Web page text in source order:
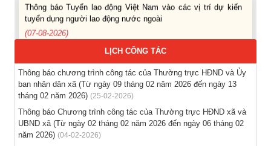
tuyển dụng người lao động nước ngoài
(07-08-2026)
Thông báo các khóa đào tạo năm học 2026-2027
(04-08-2026)
Thông báo hỗ trợ tư vấn, tuyển dụng lao động đi làm việc
trong tỉnh
(03-08-2026)
LỊCH CÔNG TÁC
Thông báo chương trình công tác của Thường trực HĐND và Ủy
ban nhân dân xã (Từ ngày 09 tháng 02 năm 2026 đến ngày 13
tháng 02 năm 2026) (25-02-2026)
Thông báo Chương trình công tác của Thường trực HĐND xã và
UBND xã (Từ ngày 02 tháng 02 năm 2026 đến ngày 06 tháng 02
năm 2026) (04-02-2026)